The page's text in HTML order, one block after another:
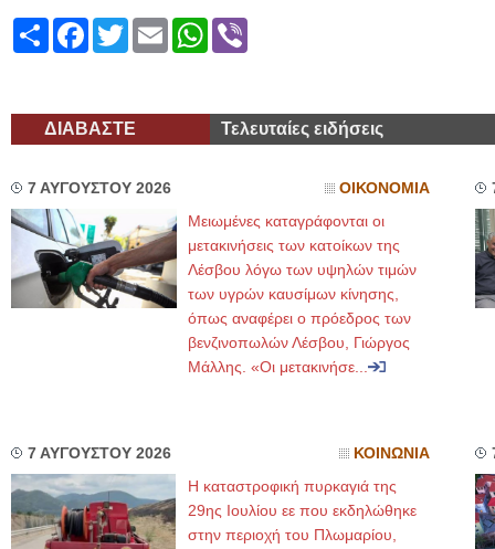
ShareFacebook
TwitterEmailWhatsApp
ΔΙΑΒΑΣΤΕ Τελευταίες ειδήσεις
7 ΑΥΓΟΥΣΤΟΥ 2026 ΟΙΚΟΝΟΜΙΑ
Μειωμένες καταγράφονται οι
μετακινήσεις των κατοίκων της
Λέσβου λόγω των υψηλών τιμών
των υγρών καυσίμων κίνησης,
όπως αναφέρει ο πρόεδρος των
βενζινοπωλών Λέσβου, Γιώργος
Μάλλης. «Οι μετακινήσε...
7 ΑΥΓΟΥΣΤΟΥ 2026 ΚΟΙΝΩΝΙΑ
Η καταστροφική πυρκαγιά της
29ης Ιουλίου εε που εκδηλώθηκε
στην περιοχή του Πλωμαρίου,